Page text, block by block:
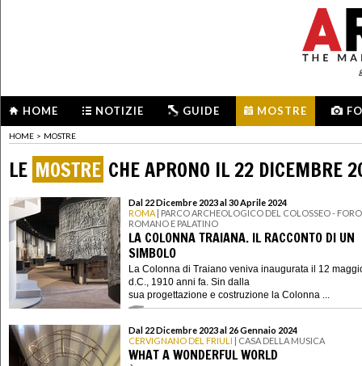
HOME NOTIZIE GUIDE MOSTRE
HOME > MOSTRE
LE MOSTRE CHE APRONO IL 22 DICEMBRE
Dal 22 Dicembre 2023 al 30 Aprile 2024
ROMA | PARCO ARCHEOLOGICO DEL COLOSSEO - FORO
ROMANO E PALATINO
LA COLONNA TRAIANA. IL RACCONTO DI UN
SIMBOLO
La Colonna di Traiano veniva inaugurata il 12
d.C., 1910 anni fa. Sin dalla
sua progettazione e costruzione la Colonna ...
Dal 22 Dicembre 2023 al 26 Gennaio 2024
CERVIGNANO DEL FRIULI | CASA DELLA MUSICA
WHAT A WONDERFUL WORLD